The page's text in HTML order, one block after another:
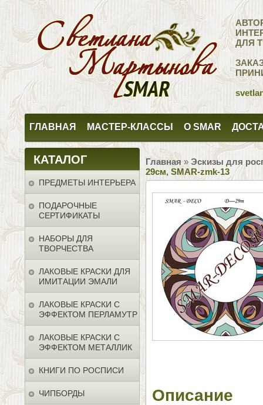
ДЛЯ
ГЛАВНАЯ МАСТЕР-КЛАССЫ О SMAR
КАТАЛОГ
ПРЕДМЕТЫ ИНТЕРЬЕРА
ПОДАРОЧНЫЕ
СЕРТИФИКАТЫ
НАБОРЫ ДЛЯ
ТВОРЧЕСТВА
ЛАКОВЫЕ КРАСКИ ДЛЯ
ИМИТАЦИИ ЭМАЛИ
ЛАКОВЫЕ КРАСКИ С
ЭФФЕКТОМ ПЕРЛАМУТР
ЛАКОВЫЕ КРАСКИ С
ЭФФЕКТОМ МЕТАЛЛИК
КНИГИ ПО РОСПИСИ
ЧИПБОРДЫ
Главная» Эскизы для
29см, SMAR-zmk-13
Описание